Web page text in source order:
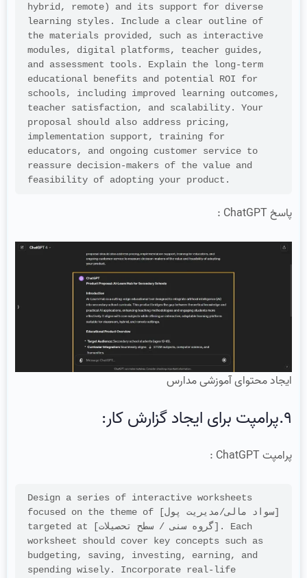
hybrid, remote) and its support for diverse
learning styles. Include a clear outline of
the materials provided, such as interactive
modules, digital platforms, teacher guides,
and assessment tools. Explain the long-term
educational benefits and potential ROI for
schools, including improved learning outcomes,
teacher satisfaction, and scalability. Your
proposal should also address pricing,
implementation support, training for
educators, and ongoing customer service to
reassure decision-makers of the value and
feasibility of adopting your product.
پاسخ ChatGPT :
ایجاد محتوای آموزشی مدارس
9.پرامپت برای ایجاد گزارش کار:
پرامپت ChatGPT :
Design a series of interactive worksheets
focused on the theme of [سواد مالی/مدیریت پول]
targeted at [گروه سنی / سطح تحصیلات]. Each
worksheet should cover key concepts such as
budgeting, saving, investing, earning, and
spending wisely. Incorporate real-life